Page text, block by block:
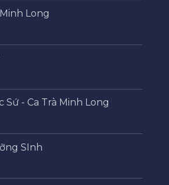
Long
Sứ - Ca Trà Minh Long
SInh